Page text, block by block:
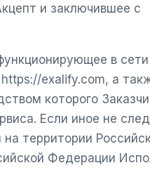
и заключившее с
в
exalify.com, а
которого
Если иное не
территории
Федерации